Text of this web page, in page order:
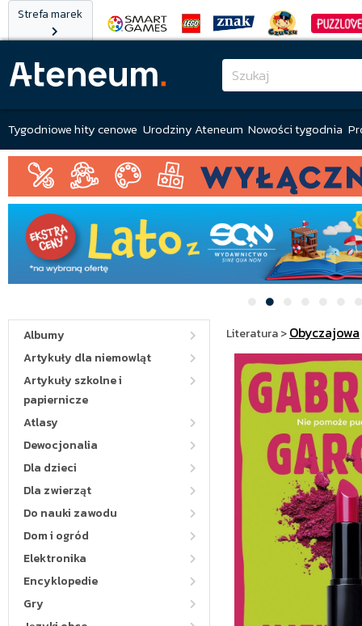
Strefa marek
Tygodniowe hity cenowe Urodziny Ateneum Nowości tygodnia
Albumy
Artykuły dla niemowląt
Artykuły szkolne i
papiernicze
Atlasy
Dewocjonalia
Dla dzieci
Dla zwierząt
Do nauki zawodu
Dom i ogród
Elektronika
Encyklopedie
Gry
Literatura>Obyczajowa